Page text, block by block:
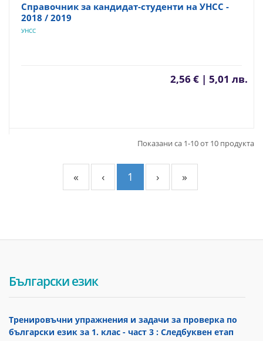
Справочник за кандидат-студенти на УНСС -
2018 / 2019
УНСС
2,56 € | 5,01 лв.
Показани са 1-10 от 10 продукта
« ‹ 1 › »
Български език
Тренировъчни упражнения и задачи за проверка по
български език за 1. клас - част 3 : Следбуквен етап